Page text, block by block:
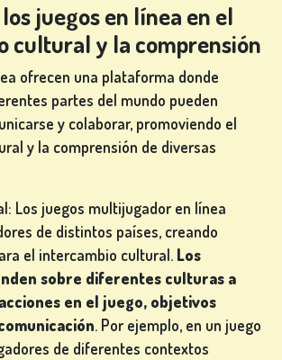
juegos en línea en el
cultural y la comprensión
ofrecen una plataforma donde
partes del mundo pueden
y colaborar, promoviendo el
y la comprensión de diversas
Los juegos multijugador en línea
de distintos países, creando
el intercambio cultural. Los
sobre diferentes culturas a
en el juego, objetivos
. Por ejemplo, en un juego
de diferentes contextos